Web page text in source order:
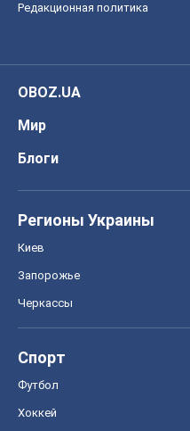
Редакционная политика
OBOZ.UA
Мир
Блоги
Регионы Украины
Киев
Запорожье
Черкассы
Спорт
Футбол
Хоккей